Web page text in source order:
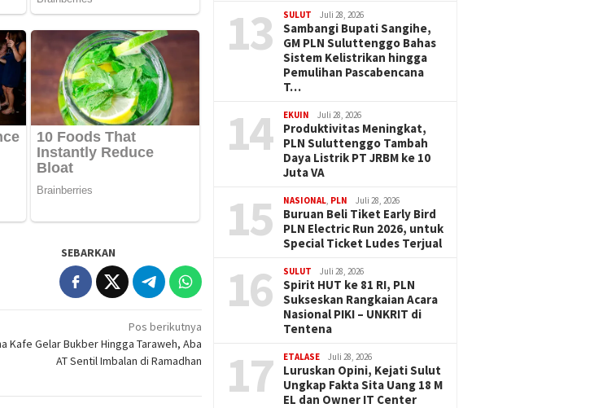
SEBARKAN
Pos berikutnya
Kafe Gelar Bukber Hingga Taraweh, Aba
AT Sentil Imbalan di Ramadhan
13 SULUT Juli 28, 2026
Sambangi Bupati Sangihe,
GM PLN Suluttenggo Bahas
Sistem Kelistrikan hingga
Pemulihan Pascabencana
T…
14 EKUIN Juli 28, 2026
Produktivitas Meningkat,
PLN Suluttenggo Tambah
Daya Listrik PT JRBM ke 10
Juta VA
15 NASIONAL PLN Juli 28, 2026
Buruan Beli Tiket Early Bird
PLN Electric Run 2026, untuk
Special Ticket Ludes Terjual
16 SULUT Juli 28, 2026
Spirit HUT ke 81 RI, PLN
Sukseskan Rangkaian Acara
Nasional PIKI – UNKRIT di
Tentena
17 ETALASE Juli 28, 2026
Luruskan Opini, Kejati Sulut
Ungkap Fakta Sita Uang 18 M
EL dan Owner IT Center